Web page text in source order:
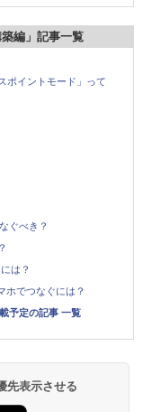
編」記事一覧
ポイントモード」って
ぐべき？
は？
ホでつなぐには？
予定の記事 一覧
先表示させる